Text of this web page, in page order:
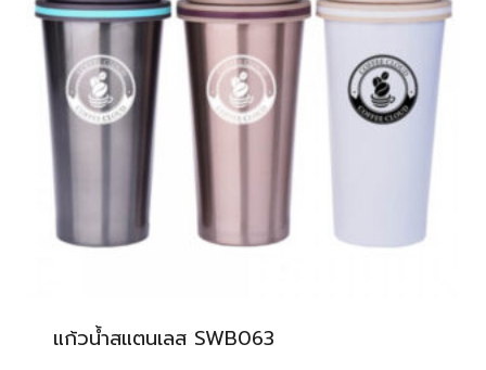
แก้วน้ำสแตนเลส SWB063